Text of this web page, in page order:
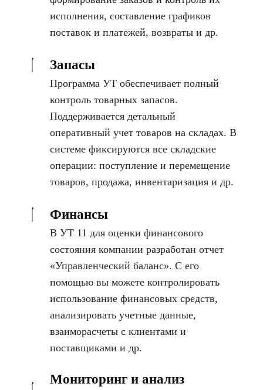
исполнения, составление графиков
поставок и платежей, возвраты и др.
Запасы
Программа УТ обеспечивает полный
контроль товарных запасов.
Поддерживается детальный
оперативный учет товаров на складах. В
системе фиксируются все складские
операции: поступление и перемещение
товаров, продажа, инвентаризация и др.
Финансы
В УТ 11 для оценки финансового
состояния компании разработан отчет
«Управленческий баланс». С его
помощью вы можете контролировать
использование финансовых средств,
анализировать учетные данные,
взаиморасчеты с клиентами и
поставщиками и др.
Мониторинг и анализ